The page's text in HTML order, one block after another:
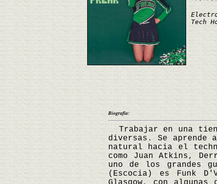
Tech
Biografía:
Trabajar en una
diversas. Se
natural hacia el
como Juan Atkins,
uno de los grandes
(Escocia) es Funk